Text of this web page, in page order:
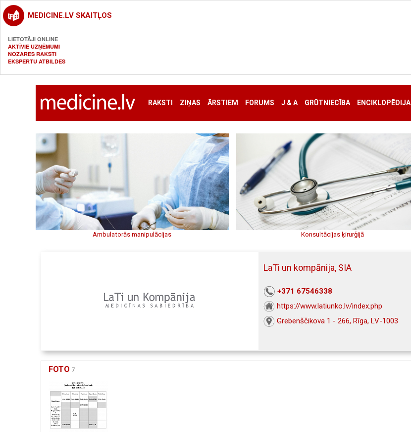
MEDICINE.LV SKAITĻOS
LIETOTĀJI ONLINE
AKTĪVIE UZŅĒMUMI
NOZARES RAKSTI
EKSPERTU ATBILDES
RAKSTI ZIŅAS ĀRSTIEM FORUMS J & A GRŪTNIECĪBA ENCIKLOPĒDIJA
Ambulatorās manipulācijas Konsultācijas ķirurģijā
LaTi un kompānija, SIA
+371 67546338
https://www.latiunko.lv/index.php
Grebenščikova 1 - 266, Rīga, LV-1003
FOTO 7